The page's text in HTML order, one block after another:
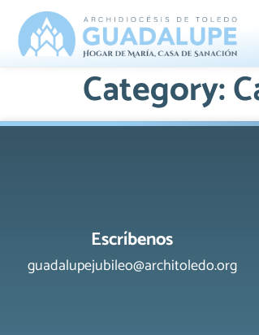
Category:
Escríbenos
guadalupejubileo@architoledo.org